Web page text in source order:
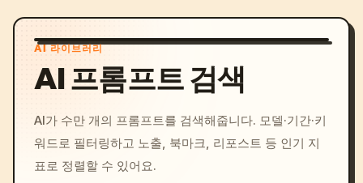
AI 라이브러리
AI 프롬프트 검색
AI가 수만 개의 프롬프트를 검색해줍니다. 모델·기간·키
워드로 필터링하고 노출, 북마크, 리포스트 등 인기 지
표로 정렬할 수 있어요.